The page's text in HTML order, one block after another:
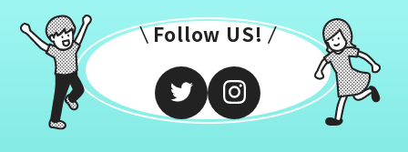
Follow US!